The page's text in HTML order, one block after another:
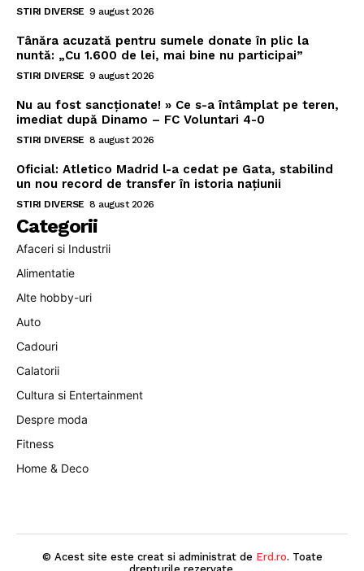
STIRI DIVERSE 9 august 2026
Tânăra acuzată pentru sumele donate în plic la
nuntă: „Cu 1.600 de lei, mai bine nu participai”
STIRI DIVERSE 9 august 2026
Nu au fost sancționate! » Ce s-a întâmplat pe teren,
imediat după Dinamo – FC Voluntari 4-0
STIRI DIVERSE 8 august 2026
Oficial: Atletico Madrid l-a cedat pe Gata, stabilind
un nou record de transfer în istoria națiunii
STIRI DIVERSE 8 august 2026
Categorii
Afaceri si Industrii
Alimentatie
Alte hobby-uri
Auto
Cadouri
Calatorii
Cultura si Entertainment
Despre moda
Fitness
Home & Deco
© Acest site este creat si administrat de Erd.ro. Toate